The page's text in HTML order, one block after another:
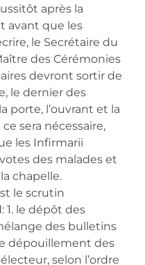
après la
avant que les
le Secrétaire du
des Cérémonies
devront sortir de
le dernier des
porte, l’ouvrant et la
sera nécessaire,
les Infirmarii
des malades et
chapelle.
le scrutin
le dépôt des
des bulletins
dépouillement des
selon l’ordre